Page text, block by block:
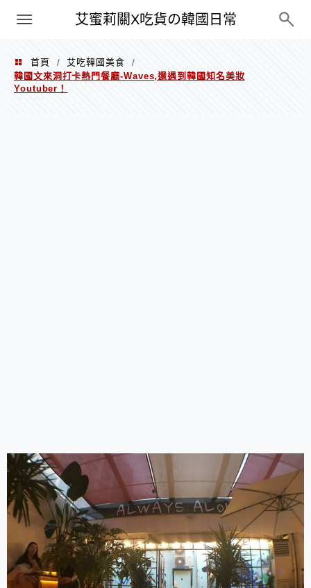
艾蜜莉關X吃貨の韓國日常
PXN
首頁 / 艾吃韓國美食
/
韓國文來洞打卡熱門餐廳-Waves,還遇到韓國知名美妝
Youtuber！